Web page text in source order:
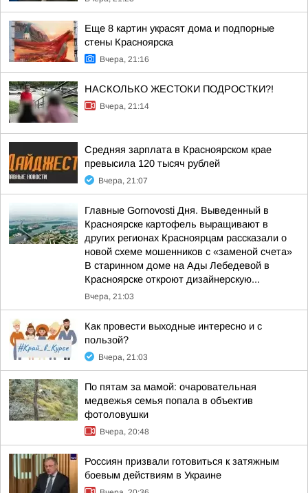
Еще 8 картин украсят дома и подпорные
стены Красноярска
Вчера, 21:16
НАСКОЛЬКО ЖЕСТОКИ ПОДРОСТКИ?!
Вчера, 21:14
Средняя зарплата в Красноярском крае
превысила 120 тысяч рублей
Вчера, 21:07
Главные Gornovosti Дня. Выведенный в
Красноярске картофель выращивают в
других регионах Красноярцам рассказали о
новой схеме мошенников с «заменой счета»
В старинном доме на Ады Лебедевой в
Красноярске откроют дизайнерскую...
Вчера, 21:03
Как провести выходные интересно и с
пользой?
Вчера, 21:03
По пятам за мамой: очаровательная
медвежья семья попала в объектив
фотоловушки
Вчера, 20:48
Россиян призвали готовиться к затяжным
боевым действиям в Украине